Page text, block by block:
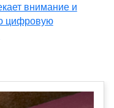
внимание и
цифровую